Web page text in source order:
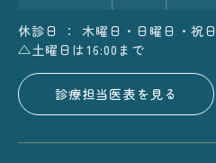
休診日 ： 木曜日・日曜日・祝日
△土曜日は16:00まで
診療担当医表を見る